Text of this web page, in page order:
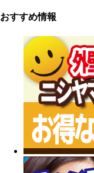
おすすめ情報